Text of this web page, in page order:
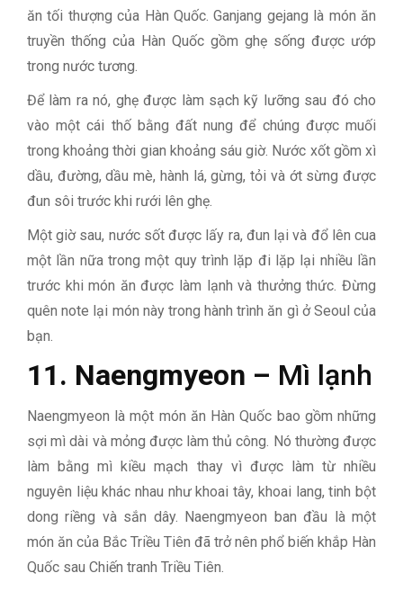
ăn tối thượng của Hàn Quốc. Ganjang gejang là món ăn
truyền thống của Hàn Quốc gồm ghẹ sống được ướp
trong nước tương.
Để làm ra nó, ghẹ được làm sạch kỹ lưỡng sau đó cho
vào một cái thố bằng đất nung để chúng được muối
trong khoảng thời gian khoảng sáu giờ. Nước xốt gồm xì
dầu, đường, dầu mè, hành lá, gừng, tỏi và ớt sừng được
đun sôi trước khi rưới lên ghẹ.
Một giờ sau, nước sốt được lấy ra, đun lại và đổ lên cua
một lần nữa trong một quy trình lặp đi lặp lại nhiều lần
trước khi món ăn được làm lạnh và thưởng thức. Đừng
quên note lại món này trong hành trình ăn gì ở Seoul của
bạn.
11. Naengmyeon – Mì lạnh
Naengmyeon là một món ăn Hàn Quốc bao gồm những
sợi mì dài và mỏng được làm thủ công. Nó thường được
làm bằng mì kiều mạch thay vì được làm từ nhiều
nguyên liệu khác nhau như khoai tây, khoai lang, tinh bột
dong riềng và sắn dây. Naengmyeon ban đầu là một
món ăn của Bắc Triều Tiên đã trở nên phổ biến khắp Hàn
Quốc sau Chiến tranh Triều Tiên.